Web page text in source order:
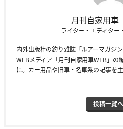
月刊自家用車
ライター・エディター
内外出版社の釣り雑誌「ルアーマガジ
WEBメディア「月刊自家用車WEB」の
に。カー用品や旧車・名車系の記事を主
投稿一覧へ